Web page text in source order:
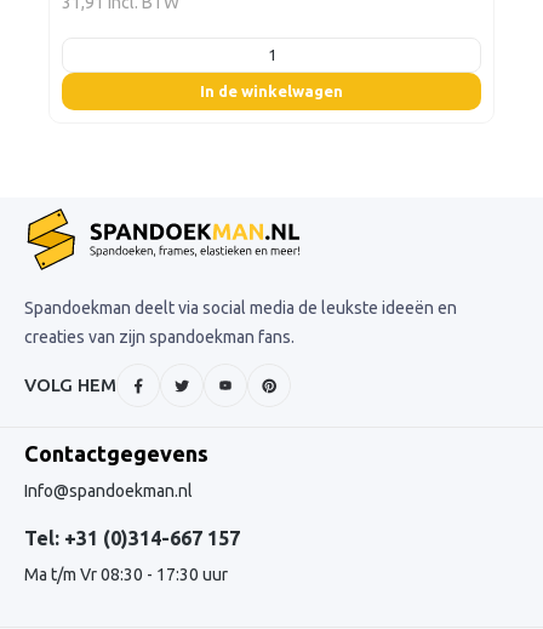
In de winkelwagen
Spandoekman deelt via social media de leukste ideeën en
creaties van zijn spandoekman fans.
VOLG HEM
Contactgegevens
Info@spandoekman.nl
Tel: +31 (0)314-667 157
Ma t/m Vr 08:30 - 17:30 uur